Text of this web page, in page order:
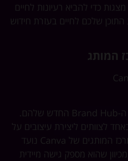
כדי להביא רעיונות לחיים
שלכם לחיים בעזרת חידוש
Canva הכריזה על השקת ה-Brand Hub החדש שלהם.
ליצירת עיצובים על
המותג במהירות ובקלות. מרכז המותגים של Canva נועד
שהוא מספק גישה מיידית